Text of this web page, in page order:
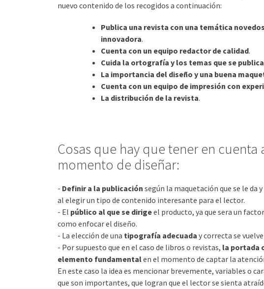
nuevo contenido de los recogidos a continuación:
Publica una revista con una temática
innovadora.
Cuenta con un equipo redactor de calidad.
Cuida la ortografía y los temas que se
La importancia del diseño y una buena
Cuenta con un equipo de impresión con
La distribución de la revista.
Cosas que hay que tener en cuenta
momento de diseñar:
- Definir a la publicación según la maquetación que se le da y
al elegir un tipo de contenido interesante para el lector.
- El público al que se dirigeel producto, ya que sera un
como enfocar el diseño.
- La elección de una tipografía adecuada y correcta se
- Por supuesto que en el caso de libros o revistas, la portada
elemento fundamentalen el momento de captar la
En este caso la idea es mencionar brevemente, variables o
que son importantes, que logran que el lector se sienta